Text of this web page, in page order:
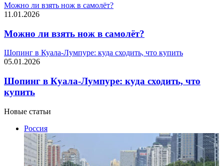
Можно ли взять нож в самолёт?
11.01.2026
Можно ли взять нож в самолёт?
Шопинг в Куала-Лумпуре: куда сходить, что купить
05.01.2026
Шопинг в Куала-Лумпуре: куда сходить, что
купить
Новые статьи
Россия